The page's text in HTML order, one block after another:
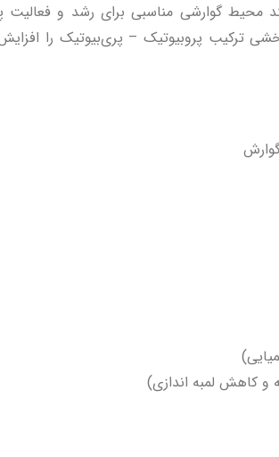
محیط گوارشی مناسبی برای رشد و
ترکیب پروبیوتیک – پری‌بیوتیک را
و کاهش لمبه اندازی)